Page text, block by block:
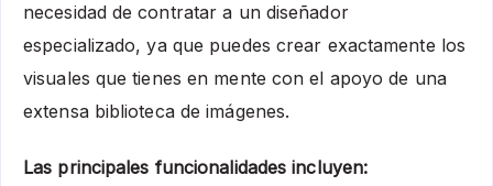
necesidad de contratar a un diseñador
especializado, ya que puedes crear exactamente los
visuales que tienes en mente con el apoyo de una
extensa biblioteca de imágenes.
Las principales funcionalidades incluyen: